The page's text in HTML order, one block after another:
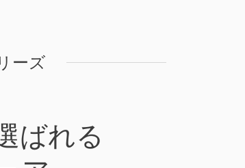
ーズ
ばれる